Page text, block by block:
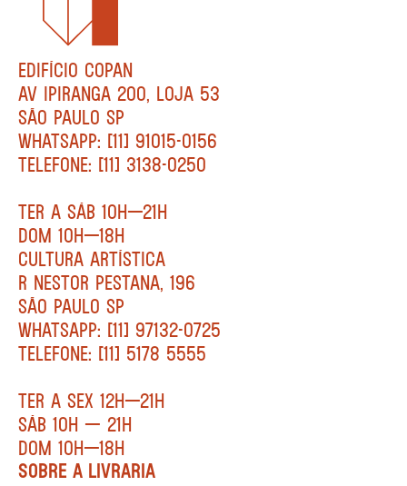
EDIFÍCIO COPAN
AV IPIRANGA 200, LOJA 53
SÃO PAULO SP
WHATSAPP: [11] 91015-0156
TELEFONE: [11] 3138-0250
TER A SÁB 10H—21H
DOM 10H—18H
CULTURA ARTÍSTICA
R NESTOR PESTANA, 196
SÃO PAULO SP
WHATSAPP: [11] 97132-0725
TELEFONE: [11] 5178 5555
TER A SEX 12H—21H
SÁB 10H — 21H
DOM 10H—18H
SOBRE A LIVRARIA